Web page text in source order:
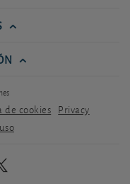
de cookies Privacy